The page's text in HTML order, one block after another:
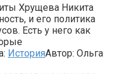
Хрущева Никита
и его политика
Есть у него как
ИсторияАвтор: Ольга